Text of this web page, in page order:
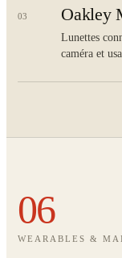
03 Oakley
Lunettes
caméra et
06
WEARABLES &